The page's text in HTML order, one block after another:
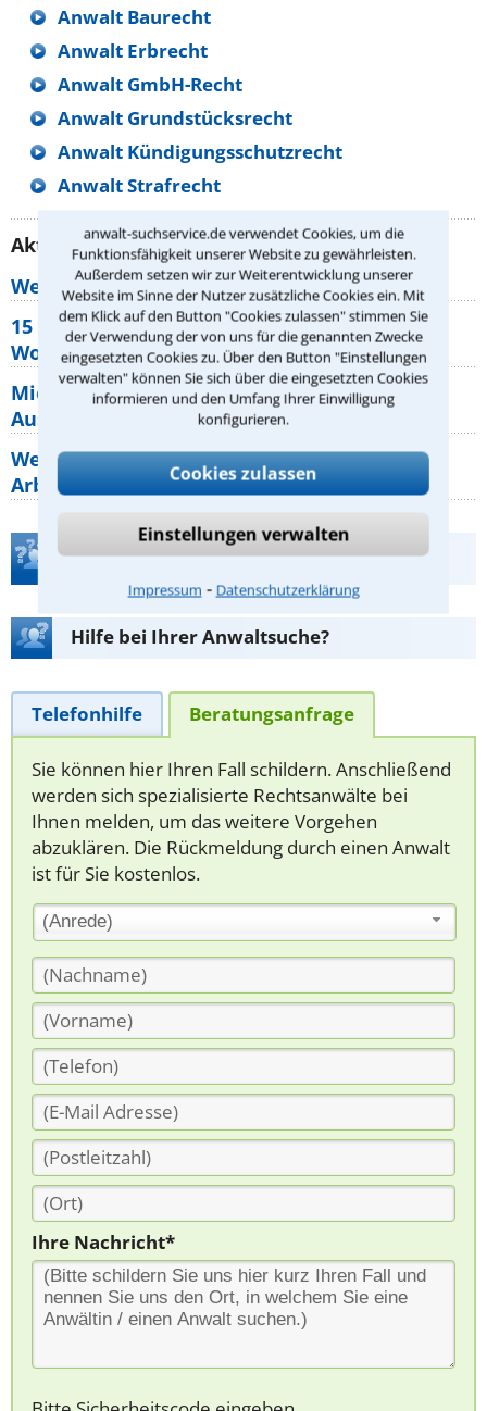
anwalt-suchservice.de verwendet Cookies, um die
Funktionsfähigkeit unserer Website zu gewährleisten.
Außerdem setzen wir zur Weiterentwicklung unserer
Website im Sinne der Nutzer zusätzliche Cookies ein. Mit
dem Klick auf den Button "Cookies zulassen" stimmen Sie
der Verwendung der von uns für die genannten Zwecke
eingesetzten Cookies zu. Über den Button "Einstellungen
verwalten" können Sie sich über die eingesetzten Cookies
informieren und den Umfang Ihrer Einwilligung
konfigurieren.
Cookies zulassen
Einstellungen verwalten
Impressum ⁃ Datenschutzerklärung
Anwalt Baurecht
Anwalt Erbrecht
Anwalt GmbH-Recht
Anwalt Grundstücksrecht
Anwalt Kündigungsschutzrecht
Anwalt Strafrecht
Aktuelle Rechtstipps unserer Redaktion
Wer muss Zweitwohnungssteuer zahlen?
15 elementare Rechte, die jeder
Wohnungseigentümer kennen sollte
Mietpreisbremse 2026: Alle Regeln,
Ausnahmen und Rechte für Mieter
Welche Regeln für Teilnahme, Urlaub,
Arbeitszeit gelten beim
Teste Dein Rechtswissen
Hilfe bei Ihrer Anwaltsuche?
Telefonhilfe Beratungsanfrage
Sie können hier Ihren Fall schildern. Anschließend
werden sich spezialisierte Rechtsanwälte bei
Ihnen melden, um das weitere Vorgehen
abzuklären. Die Rückmeldung durch einen Anwalt
ist für Sie kostenlos.
(Anrede)
Ihre Nachricht*